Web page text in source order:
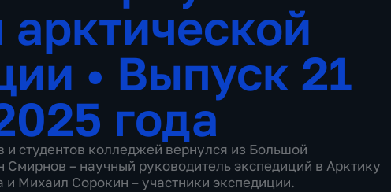
• Выпуск 21
года
студентов колледжей вернулся из Большой
Смирнов – научный руководитель экспедиций в Арктику
Михаил Сорокин – участники экспедиции.